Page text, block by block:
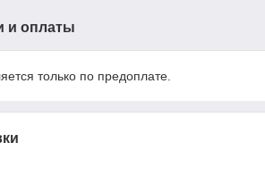
и оплаты
только по предоплате.